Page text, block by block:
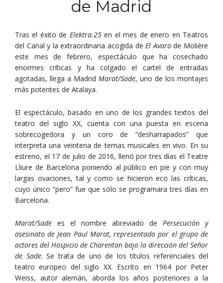
de Madrid
Tras el éxito de Elektra.25en el mes de enero en Teatros
del Canal y la extraordinaria acogida de El Avarode Molière
este mes de febrero, espectáculo que ha cosechado
enormes críticas y ha colgado el cartel de entradas
agotadas, llega a Madrid Marat/Sade, uno de los montajes
más potentes de Atalaya.
El espectáculo, basado en uno de los grandes textos del
teatro del siglo XX, cuenta con una puesta en escena
sobrecogedora y un coro de “desharrapados” que
interpreta una veintena de temas musicales en vivo. En su
estreno, el 17 de julio de 2016, llenó por tres días el Teatre
Lliure de Barcelona poniendo al público en pie y con muy
largas ovaciones, tal y como se hicieron eco las críticas,
cuyo único “pero” fue que sólo se programara tres días en
Barcelona.
Marat/Sade es el nombre abreviado de Persecución y
asesinato de Jean Paul Marat, representado por el grupo de
actores del Hospicio de Charenton bajo la dirección del Señor
de Sade. Se trata de uno de los títulos referenciales del
teatro europeo del siglo XX. Escrito en 1964 por Peter
Weiss, autor alemán, aborda los años posteriores a la